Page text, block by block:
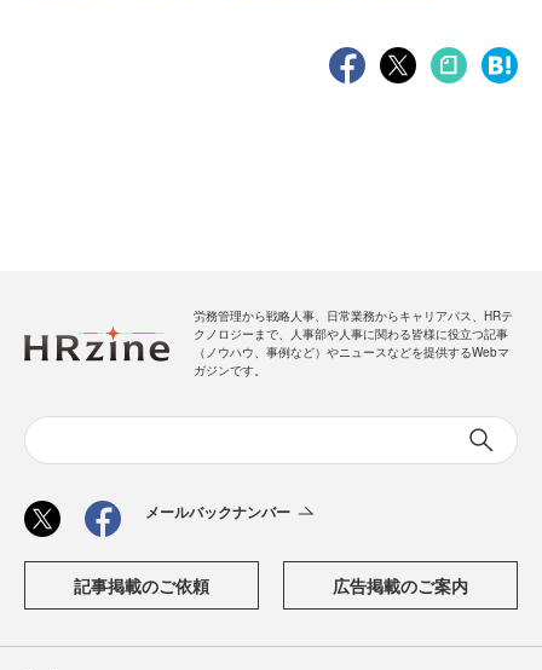
労務管理から戦略人事、日常業務からキャリアパス、HRテ
クノロジーまで、人事部や人事に関わる皆様に役立つ記事
（ノウハウ、事例など）やニュースなどを提供するWebマ
ガジンです。
メールバックナンバー
記事掲載のご依頼 広告掲載のご案内